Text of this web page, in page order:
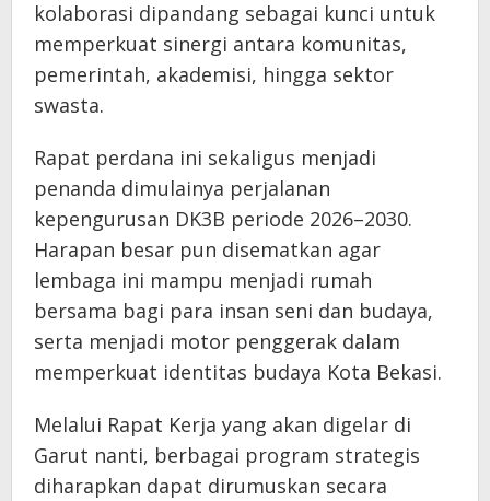
kolaborasi dipandang sebagai kunci untuk
memperkuat sinergi antara komunitas,
pemerintah, akademisi, hingga sektor
swasta.
Rapat perdana ini sekaligus menjadi
penanda dimulainya perjalanan
kepengurusan DK3B periode 2026–2030.
Harapan besar pun disematkan agar
lembaga ini mampu menjadi rumah
bersama bagi para insan seni dan budaya,
serta menjadi motor penggerak dalam
memperkuat identitas budaya Kota Bekasi.
Melalui Rapat Kerja yang akan digelar di
Garut nanti, berbagai program strategis
diharapkan dapat dirumuskan secara